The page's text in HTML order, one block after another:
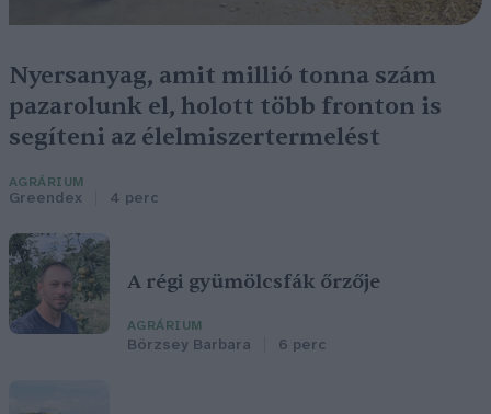
Nyersanyag, amit millió tonna szám
pazarolunk el, holott több fronton is
segíteni az élelmiszertermelést
AGRÁRIUM
Greendex 4 perc
A régi gyümölcsfák őrzője
AGRÁRIUM
Börzsey Barbara 6 perc